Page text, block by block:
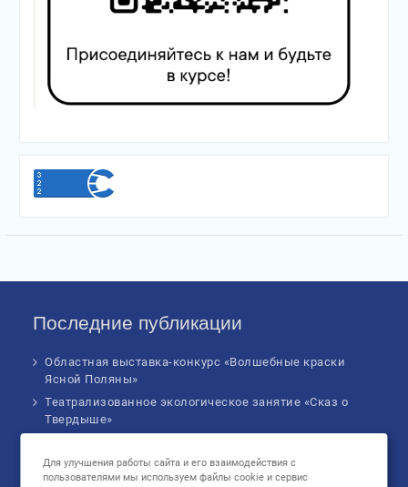
Последние публикации
Областная выставка-конкурс «Волшебные краски
Ясной Поляны»
Театрализованное экологическое занятие «Сказ о
Твердыше»
форума
Музыкальное бинго!
Для улучшения работы сайта и его взаимодействия с
пользователями мы используем файлы cookie и сервис